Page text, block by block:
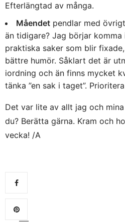
Efterlängtad av många.
Måendet pendlar med
än tidigare? Jag börjar
praktiska saker som blir
bättre humör. Såklart det är
iordning och än finns mycket
tänka ”en sak i taget”.
Det var lite av allt jag och
du? Berätta gärna. Kram och
vecka! /A